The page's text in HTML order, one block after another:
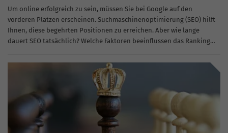
Um online erfolgreich zu sein, müssen Sie bei Google auf den
vorderen Plätzen erscheinen. Suchmaschinenoptimierung (SEO) hilft
Ihnen, diese begehrten Positionen zu erreichen. Aber wie lange
dauert SEO tatsächlich? Welche Faktoren beeinflussen das Ranking